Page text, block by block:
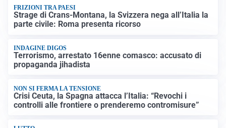
FRIZIONI TRA PAESI
Strage di Crans-Montana, la Svizzera nega all’Italia la
parte civile: Roma presenta ricorso
INDAGINE DIGOS
Terrorismo, arrestato 16enne comasco: accusato di
propaganda jihadista
NON SI FERMA LA TENSIONE
Crisi Ceuta, la Spagna attacca l’Italia: “Revochi i
controlli alle frontiere o prenderemo contromisure”